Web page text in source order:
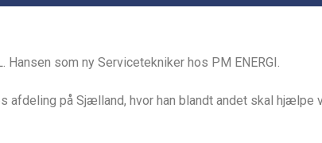
som ny Servicetekniker hos PM ENERGI.
på Sjælland, hvor han blandt andet skal